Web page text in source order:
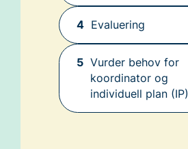
4 Evaluering
5 Vurder behov for
koordinator og
individuell plan (IP)